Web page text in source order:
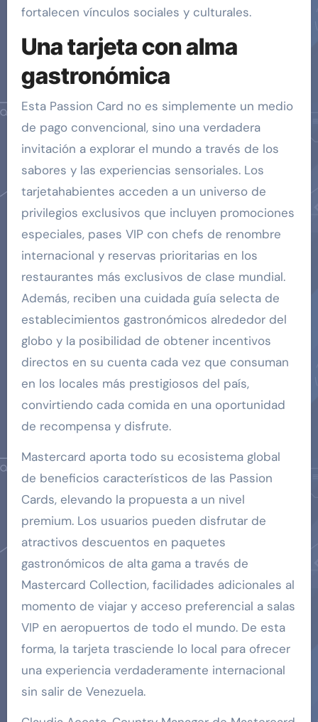
fortalecen vínculos sociales y culturales.
Una tarjeta con alma
gastronómica
Esta Passion Card no es simplemente un medio
de pago convencional, sino una verdadera
invitación a explorar el mundo a través de los
sabores y las experiencias sensoriales. Los
tarjetahabientes acceden a un universo de
privilegios exclusivos que incluyen promociones
especiales, pases VIP con chefs de renombre
internacional y reservas prioritarias en los
restaurantes más exclusivos de clase mundial.
Además, reciben una cuidada guía selecta de
establecimientos gastronómicos alrededor del
globo y la posibilidad de obtener incentivos
directos en su cuenta cada vez que consuman
en los locales más prestigiosos del país,
convirtiendo cada comida en una oportunidad
de recompensa y disfrute.
Mastercard aporta todo su ecosistema global
de beneficios característicos de las Passion
Cards, elevando la propuesta a un nivel
premium. Los usuarios pueden disfrutar de
atractivos descuentos en paquetes
gastronómicos de alta gama a través de
Mastercard Collection, facilidades adicionales al
momento de viajar y acceso preferencial a salas
VIP en aeropuertos de todo el mundo. De esta
forma, la tarjeta trasciende lo local para ofrecer
una experiencia verdaderamente internacional
sin salir de Venezuela.